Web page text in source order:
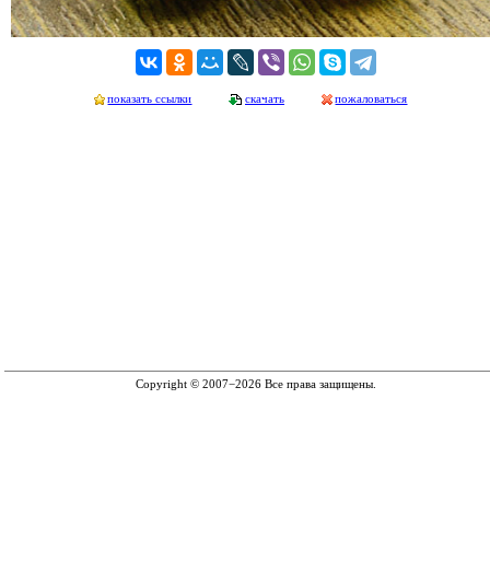
показать ссылки скачать пожаловаться
Copyright © 2007−2026 Все права защищены.